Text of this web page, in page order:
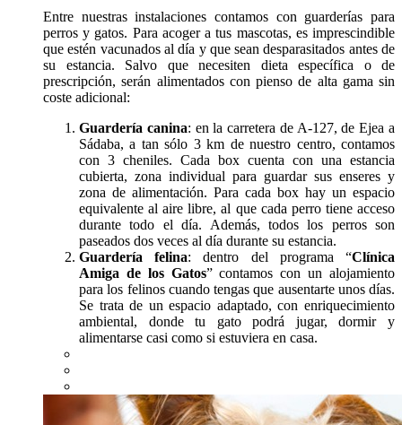
Entre nuestras instalaciones contamos con guarderías para
perros y gatos. Para acoger a tus mascotas, es imprescindible
que estén vacunados al día y que sean desparasitados antes de
su estancia. Salvo que necesiten dieta específica o de
prescripción, serán alimentados con pienso de alta gama sin
coste adicional:
Guardería canina: en la carretera de A-127, de Ejea a
Sádaba, a tan sólo 3 km de nuestro centro, contamos
con 3 cheniles. Cada box cuenta con una estancia
cubierta, zona individual para guardar sus enseres y
zona de alimentación. Para cada box hay un espacio
equivalente al aire libre, al que cada perro tiene acceso
durante todo el día. Además, todos los perros son
paseados dos veces al día durante su estancia.
Guardería felina: dentro del programa “Clínica
Amiga de los Gatos” contamos con un alojamiento
para los felinos cuando tengas que ausentarte unos días.
Se trata de un espacio adaptado, con enriquecimiento
ambiental, donde tu gato podrá jugar, dormir y
alimentarse casi como si estuviera en casa.